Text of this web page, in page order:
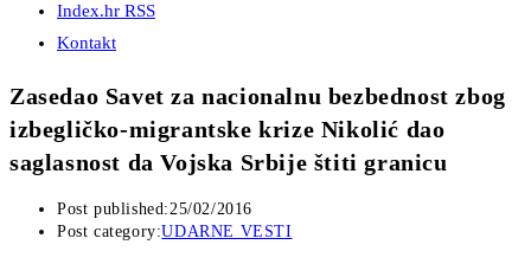
Index.hr RSS
Kontakt
Zasedao Savet za nacionalnu bezbednost zbog
izbegličko-migrantske krize Nikolić dao
saglasnost da Vojska Srbije štiti granicu
Post published:25/02/2016
Post category:UDARNE VESTI